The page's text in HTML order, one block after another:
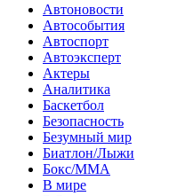
Автоновости
Автособытия
Автоспорт
Автоэксперт
Актеры
Аналитика
Баскетбол
Безопасность
Безумный мир
Биатлон/Лыжи
Бокс/MMA
В мире